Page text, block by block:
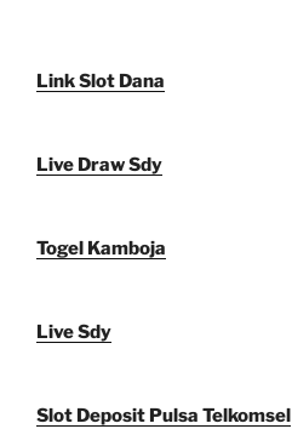
Link Slot Dana
Live Draw Sdy
Togel Kamboja
Live Sdy
Slot Deposit Pulsa Telkomsel